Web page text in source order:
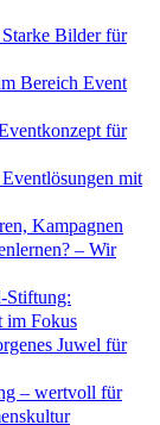
Bilder für
Bereich Event
für
mit
Kampagnen
– Wir
Stiftung:
im Fokus
Juwel für
– wertvoll für